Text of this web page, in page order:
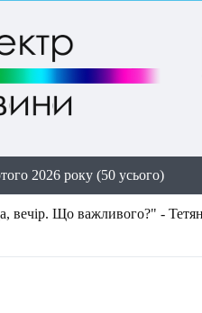
2026 року (50 усього)
вечір. Що важливого?" -